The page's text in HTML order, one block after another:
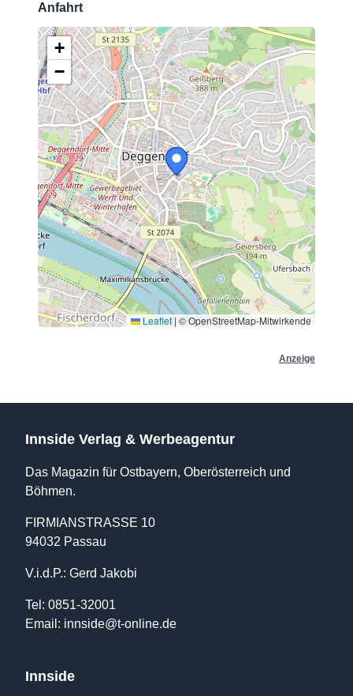
Anfahrt
+
−
Leaflet | © OpenStreetMap-Mitwirkende
Anzeige
Innside Verlag & Werbeagentur
Das Magazin für Ostbayern, Oberösterreich und
Böhmen.
FIRMIANSTRASSE 10
94032 Passau
V.i.d.P.: Gerd Jakobi
Tel: 0851-32001
Email: innside@t-online.de
Innside